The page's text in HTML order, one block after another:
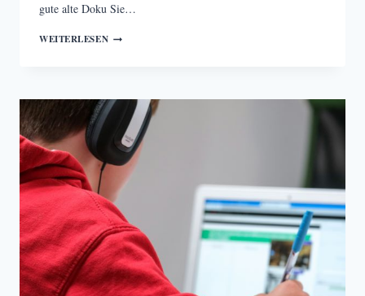
gute alte Doku Sie…
WEITERLESENDER